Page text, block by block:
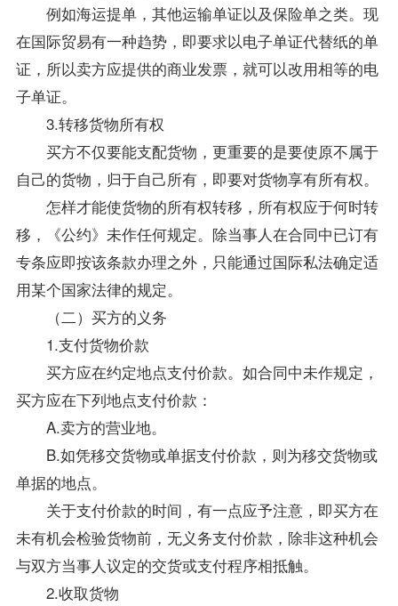
例如海运提单，其他运输单证以及保险单之类。现
在国际贸易有一种趋势，即要求以电子单证代替纸的单
证，所以卖方应提供的商业发票，就可以改用相等的电
子单证。
3.转移货物所有权
买方不仅要能支配货物，更重要的是要使原不属于
自己的货物，归于自己所有，即要对货物享有所有权。
怎样才能使货物的所有权转移，所有权应于何时转
移，《公约》未作任何规定。除当事人在合同中已订有
专条应即按该条款办理之外，只能通过国际私法确定适
用某个国家法律的规定。
（二）买方的义务
1.支付货物价款
买方应在约定地点支付价款。如合同中未作规定，
买方应在下列地点支付价款：
A.卖方的营业地。
B.如凭移交货物或单据支付价款，则为移交货物或
单据的地点。
关于支付价款的时间，有一点应予注意，即买方在
未有机会检验货物前，无义务支付价款，除非这种机会
与双方当事人议定的交货或支付程序相抵触。
2.收取货物